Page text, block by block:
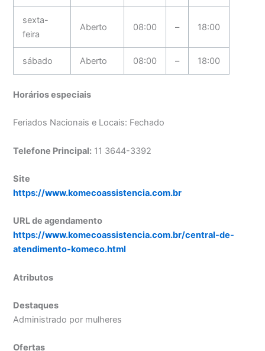
sexta-
feira
Aberto 08:00 – 18:00
sábado Aberto 08:00 – 18:00
Horários especiais
Feriados Nacionais e Locais: Fechado
Telefone Principal: 11 3644-3392
Site
https://www.komecoassistencia.com.br
URL de agendamento
https://www.komecoassistencia.com.br/central-de-
atendimento-komeco.html
Atributos
Destaques
Administrado por mulheres
Ofertas